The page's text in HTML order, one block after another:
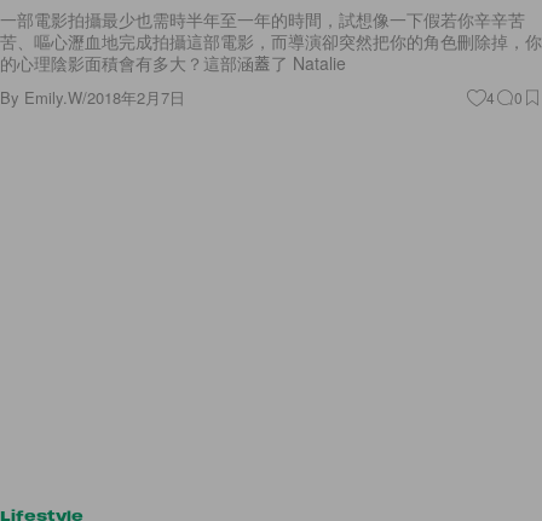
一部電影拍攝最少也需時半年至一年的時間，試想像一下假若你辛辛苦
苦、嘔心瀝血地完成拍攝這部電影，而導演卻突然把你的角色刪除掉，你
的心理陰影面積會有多大？這部涵蓋了 Natalie
By Emily.W/2018年2月7日 4 0
Lifestyle